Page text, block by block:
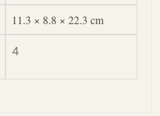
11.3 × 8.8 × 22.3 cm
4